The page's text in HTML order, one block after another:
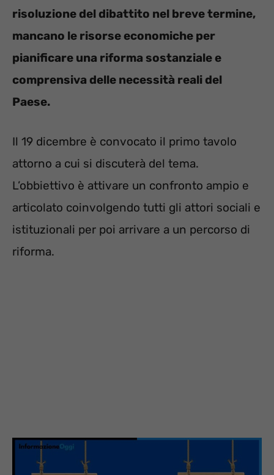
risoluzione del dibattito nel breve termine,
mancano le risorse economiche per
pianificare una riforma sostanziale e
comprensiva delle necessità reali del
Paese.
Il 19 dicembre è convocato il primo tavolo
attorno a cui si discuterà del tema.
L’obbiettivo è attivare un confronto ampio e
articolato coinvolgendo tutti gli attori sociali e
istituzionali per poi arrivare a un percorso di
riforma.